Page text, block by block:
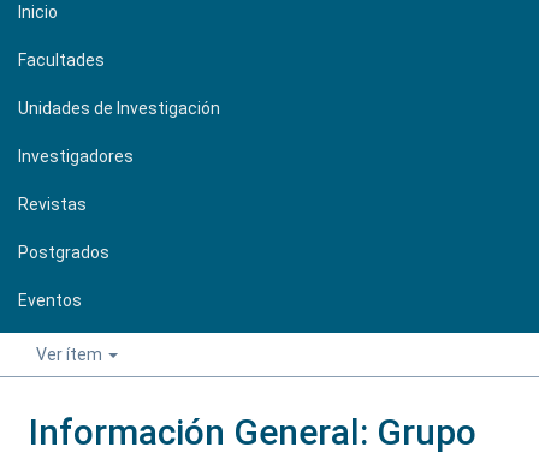
Inicio
Facultades
Unidades de Investigación
Investigadores
Revistas
Postgrados
Eventos
Ver ítem
Información General: Grupo